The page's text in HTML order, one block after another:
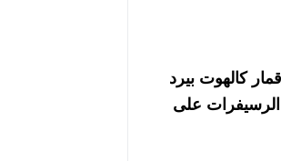
كالهوت بيرد
الرسيفرات على